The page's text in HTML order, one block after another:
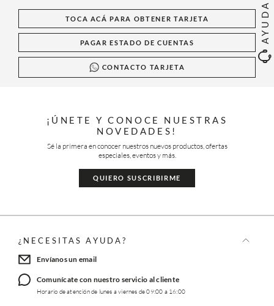
AYUDA
TOCA ACÁ PARA OBTENER TARJETA
PAGAR ESTADO DE CUENTAS
CONTACTO TARJETA
¡ÚNETE Y CONOCE NUESTRAS
NOVEDADES!
Sé la primera en conocer nuestros nuevos productos, ofertas
especiales, eventos y más.
QUIERO SUSCRIBIRME
¿NECESITAS AYUDA?
Envíanos un email
Comunícate con nuestro servicio al cliente
Horario de atención de lunes a viernes de 09:00 a 16:00